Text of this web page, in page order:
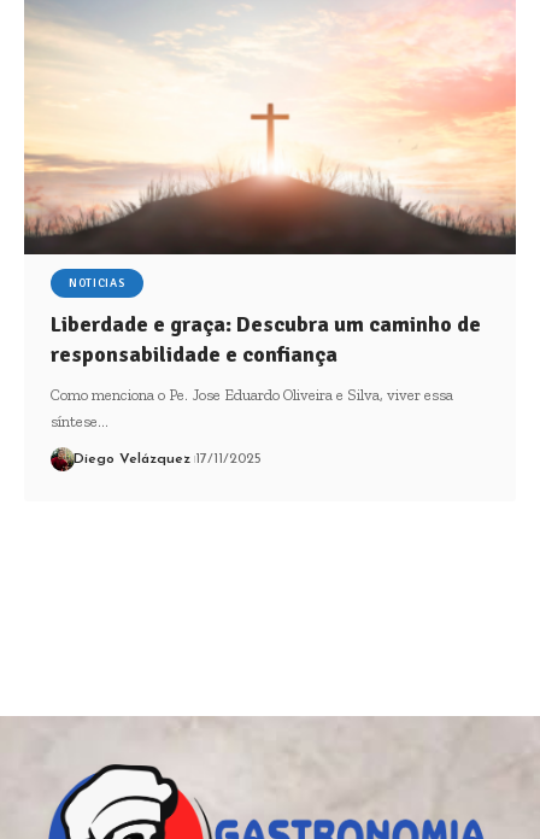
NOTICIAS
Liberdade e graça: Descubra um caminho de
responsabilidade e confiança
Como menciona o Pe. Jose Eduardo Oliveira e Silva, viver essa
síntese…
Diego Velázquez 17/11/2025